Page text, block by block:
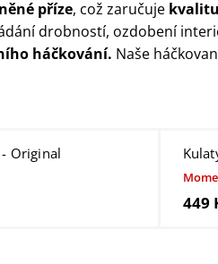
příze, což zaručuje
drobností, ozdobení
háčkování. Naše
Original
449